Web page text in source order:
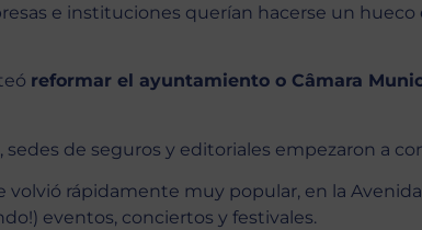
e instituciones querían hacerse un
reformar el ayuntamiento o Câmara
sedes de seguros y editoriales empezaron a
volvió rápidamente muy popular, en la
eventos, conciertos y festivales.